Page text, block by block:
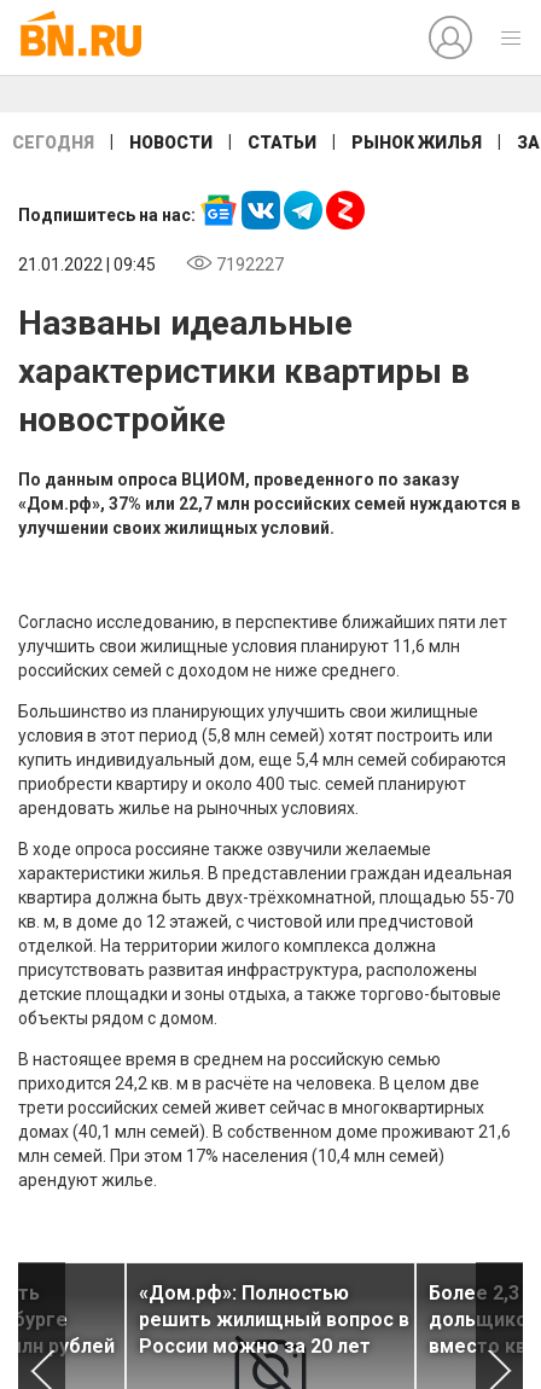
СЕГОДНЯ НОВОСТИ СТАТЬИ РЫНОК ЖИЛЬЯ
Подпишитесь на нас:
21.01.2022 | 09:45 7192227
Названы идеальные
характеристики квартиры в
новостройке
По данным опроса ВЦИОМ, проведенного по заказу
«Дом.рф», 37% или 22,7 млн российских семей нуждаются в
улучшении своих жилищных условий.
Согласно исследованию, в перспективе ближайших пяти лет
улучшить свои жилищные условия планируют 11,6 млн
российских семей с доходом не ниже среднего.
Большинство из планирующих улучшить свои жилищные
условия в этот период (5,8 млн семей) хотят построить или
купить индивидуальный дом, еще 5,4 млн семей собираются
приобрести квартиру и около 400 тыс. семей планируют
арендовать жилье на рыночных условиях.
В ходе опроса россияне также озвучили желаемые
характеристики жилья. В представлении граждан идеальная
квартира должна быть двух-трёхкомнатной, площадью 55-70
кв. м, в доме до 12 этажей, с чистовой или предчистовой
отделкой. На территории жилого комплекса должна
присутствовать развитая инфраструктура, расположены
детские площадки и зоны отдыха, а также торгово-бытовые
объекты рядом с домом.
В настоящее время в среднем на российскую семью
приходится 24,2 кв. м в расчёте на человека. В целом две
трети российских семей живет сейчас в многоквартирных
домах (40,1 млн семей). В собственном доме проживают 21,6
млн семей. При этом 17% населения (10,4 млн семей)
арендуют жилье.
млн рублей
«Дом.рф»: Полностью
решить жилищный вопрос в
России можно за 20 лет
Более 2,3
дольщиков
вместо